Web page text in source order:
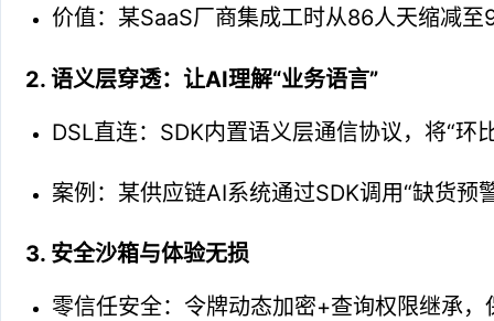
价值：某SaaS厂商集成工时从86人天缩减至
2. 语义层穿透：让AI理解“业务语言”
DSL直连：SDK内置语义层通信协议，将“环
案例：某供应链AI系统通过SDK调用“缺货
3. 安全沙箱与体验无损
零信任安全：令牌动态加密+查询权限继承，